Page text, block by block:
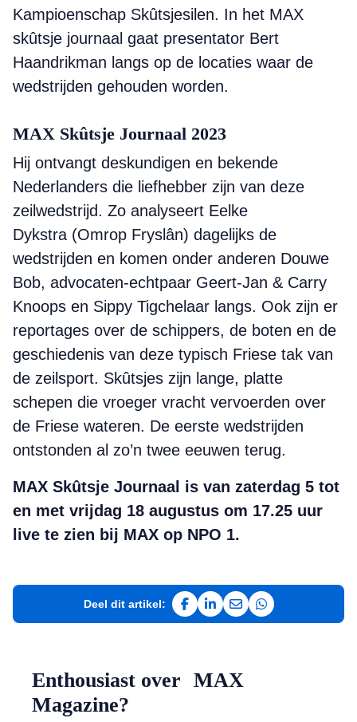
Kampioenschap Skûtsjesilen. In het MAX
skûtsje journaal gaat presentator Bert
Haandrikman langs op de locaties waar de
wedstrijden gehouden worden.
MAX Skûtsje Journaal 2023
Hij ontvangt deskundigen en bekende
Nederlanders die liefhebber zijn van deze
zeilwedstrijd. Zo analyseert Eelke
Dykstra (Omrop Fryslân) dagelijks de
wedstrijden en komen onder anderen Douwe
Bob, advocaten-echtpaar Geert-Jan & Carry
Knoops en Sippy Tigchelaar langs. Ook zijn er
reportages over de schippers, de boten en de
geschiedenis van deze typisch Friese tak van
de zeilsport. Skûtsjes zijn lange, platte
schepen die vroeger vracht vervoerden over
de Friese wateren. De eerste wedstrijden
ontstonden al zo’n twee eeuwen terug.
MAX Skûtsje Journaal is van zaterdag 5 tot
en met vrijdag 18 augustus om 17.25 uur
live te zien bij MAX op NPO 1.
Deel dit artikel:
Deel op Facebook
Deel op LinkedIn
Deel via e-mail
Deel via
Enthousiast over MAX
Magazine?